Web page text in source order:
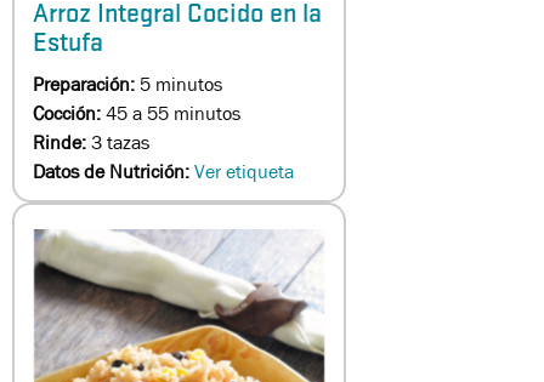
Arroz Integral Cocido en la
Estufa
Preparación:5 minutos
Cocción:45 a 55 minutos
Rinde:3 tazas
Datos de Nutrición:Ver etiqueta